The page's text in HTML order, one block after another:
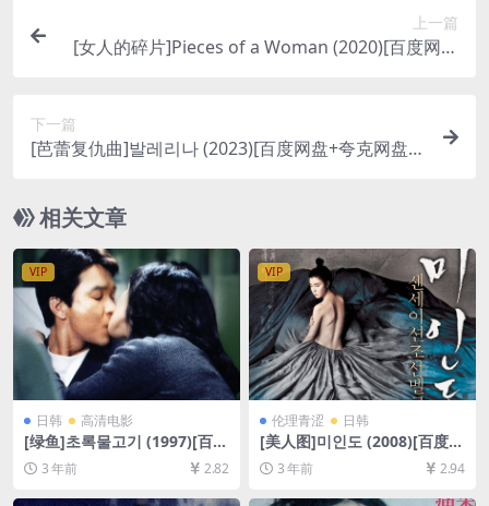
上一篇
[女人的碎片]Pieces of a Woman (2020)[百度网盘
下一篇
[芭蕾复仇曲]발레리나 (2023)[百度网盘+夸克网盘1
GB][中文字幕]
相关文章
VIP
日韩 高清电影
[绿鱼]초록물고기 (1997)[百度
网盘+夸克网盘1080P超清未
删减资源][网盘在线播放/下
载][MP4/4.2GB][中文字幕]
3 年前 2.82
VIP
伦理青涩 日韩
[美人图]미인도 (2008)[百度网
盘+迅雷云盘资源1080P超清
未删减][MP4/4.3GB][韩语中
字]
3 年前 2.94